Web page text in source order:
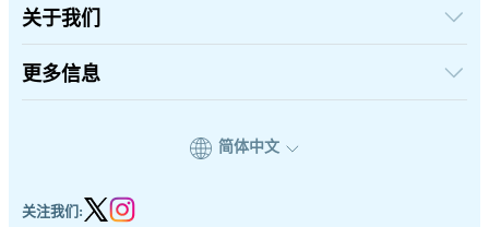
泰国
日本
意大利
印度
推荐并赚取奖励
联盟计划
关于我们
关于iRoamly
联系我们
更多信息
支持中心
eSIM 知识
简体中文
关注我们: